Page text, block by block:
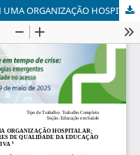
A GESTÃO DO CONHECIMENTO EM UMA ORGANIZAÇÃO HOSPITALAR: UMA ANÁLISE A PARTIR DOS INDICADORES DE QUALIDADE DA EDUCAÇÃO CORPORATIVA